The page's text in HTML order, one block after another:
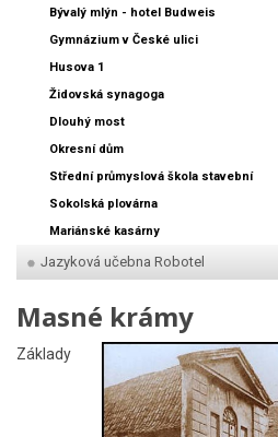
Bývalý mlýn - hotel Budweis
Gymnázium v České ulici
Husova 1
Židovská synagoga
Dlouhý most
Okresní dům
Střední průmyslová škola stavební
Sokolská plovárna
Mariánské kasárny
Jazyková učebna Robotel
Masné krámy
Základy